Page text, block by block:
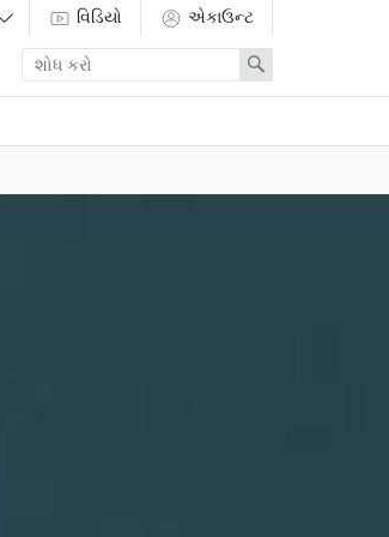
વિડિયો એકાઉન્ટ
Enter
search
term
Search